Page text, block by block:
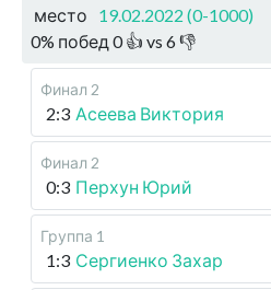
место
19.02.2022 (0-1000)
0% побед 0👍 vs 6👎
Финал 2
2:3 Асеева Виктория
Финал 2
0:3 Перхун Юрий
Группа 1
1:3 Сергиенко Захар